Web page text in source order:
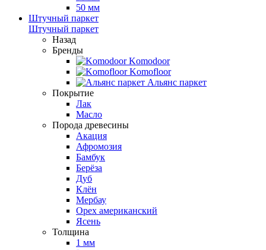
50 мм
Штучный паркет
Штучный паркет
Назад
Бренды
Komodoor
Komofloor
Альянс паркет
Покрытие
Лак
Масло
Порода древесины
Акация
Афромозия
Бамбук
Берёза
Дуб
Клён
Мербау
Орех американский
Ясень
Толщина
1 мм